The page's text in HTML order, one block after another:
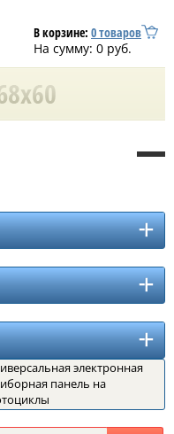
В корзине: 0товаров
На сумму: 0 руб.
электронная
панель на